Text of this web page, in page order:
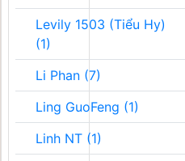
Levily 1503 (Tiểu Hy)
(1)
Li Phan (7)
Ling GuoFeng (1)
Linh NT (1)